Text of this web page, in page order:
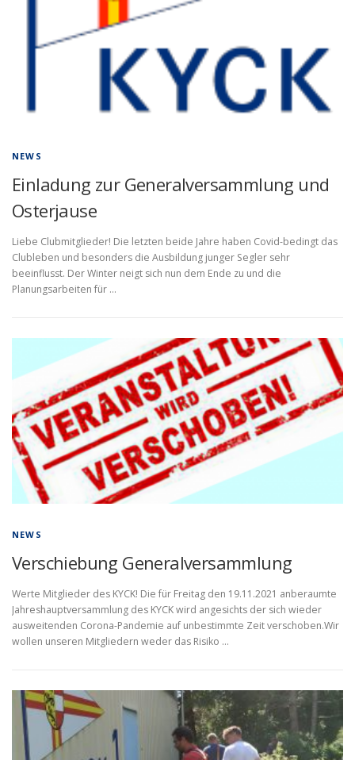
NEWS
Einladung zur Generalversammlung und
Osterjause
Liebe Clubmitglieder! Die letzten beide Jahre haben Covid-bedingt das
Clubleben und besonders die Ausbildung junger Segler sehr
beeinflusst. Der Winter neigt sich nun dem Ende zu und die
Planungsarbeiten für …
NEWS
Verschiebung Generalversammlung
Werte Mitglieder des KYCK! Die für Freitag den 19.11.2021 anberaumte
Jahreshauptversammlung des KYCK wird angesichts der sich wieder
ausweitenden Corona-Pandemie auf unbestimmte Zeit verschoben.Wir
wollen unseren Mitgliedern weder das Risiko …